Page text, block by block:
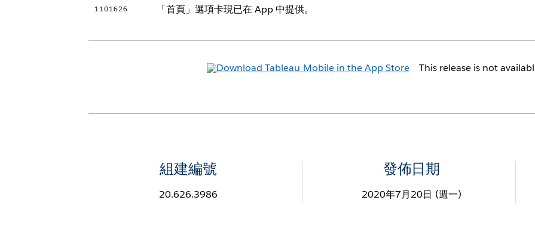
1101626 「首頁」選項卡現已在 App 中提供。
This release is not
組建編號
20.626.3986
發佈日期
2020年7月20日 (週一)